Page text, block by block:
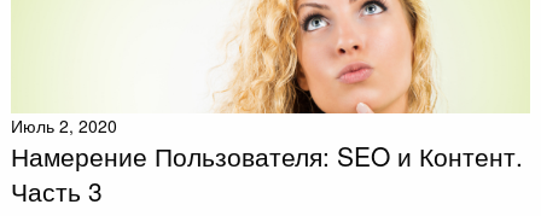
Июль 2, 2020
Намерение Пользователя: SEO и Контент.
Часть 3